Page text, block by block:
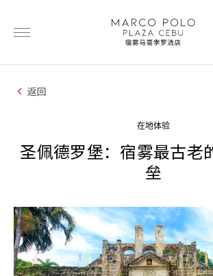
返回
在地体验
圣佩德罗堡：宿雾最古老
垒